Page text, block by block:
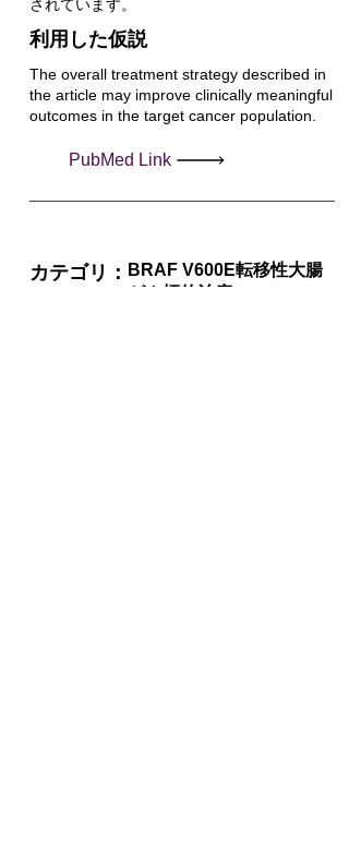
されています。
利用した仮説
The overall treatment strategy described in
the article may improve clinically meaningful
outcomes in the target cancer population.
PubMed Link
カテゴリ： BRAF V600E転移性大腸
がん標的治療